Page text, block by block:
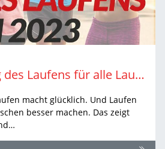
Aktion zum Tag des Laufens für alle LaufTREFFs
macht glücklich. Und Laufen
besser machen. Das zeigt